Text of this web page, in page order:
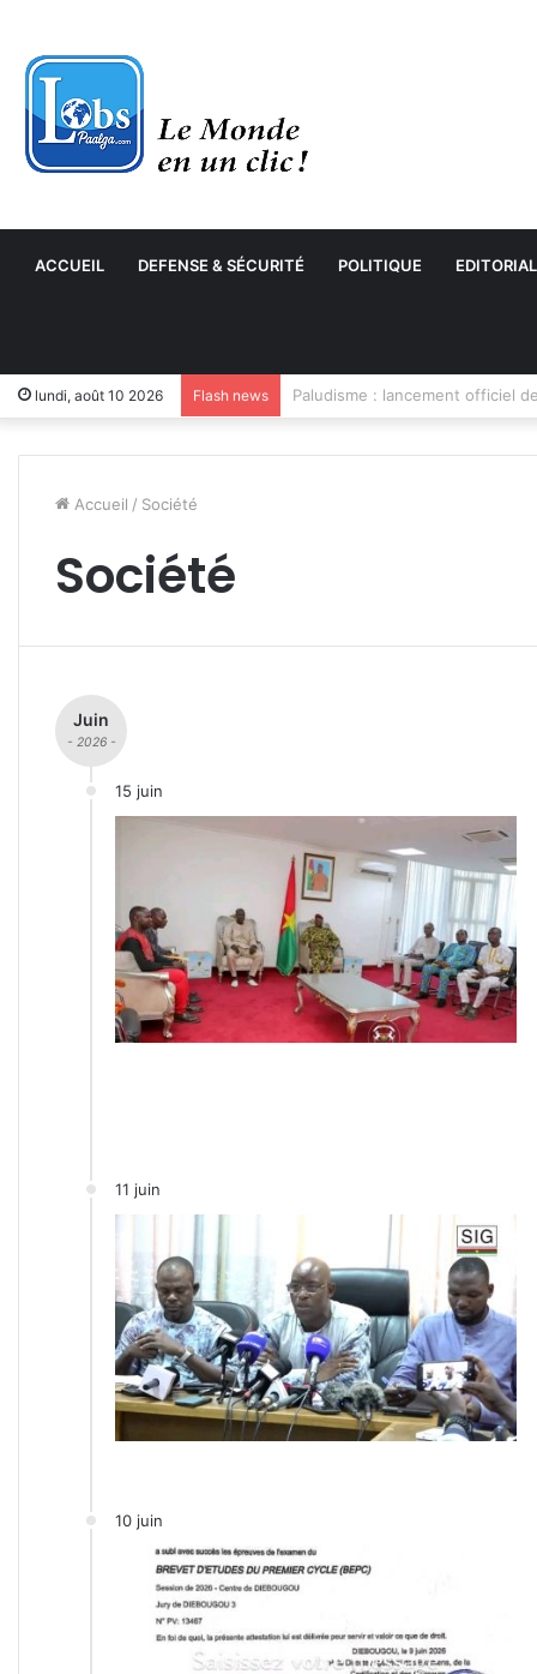
ACCUEIL DEFENSE & SÉCURITÉ POLITIQUE EDITORIAL
lundi, août 10 2026 Flash news Transformation numérique : le
Accueil / Société
Société
Juin
- 2026 -
15 juin
11 juin
10 juin